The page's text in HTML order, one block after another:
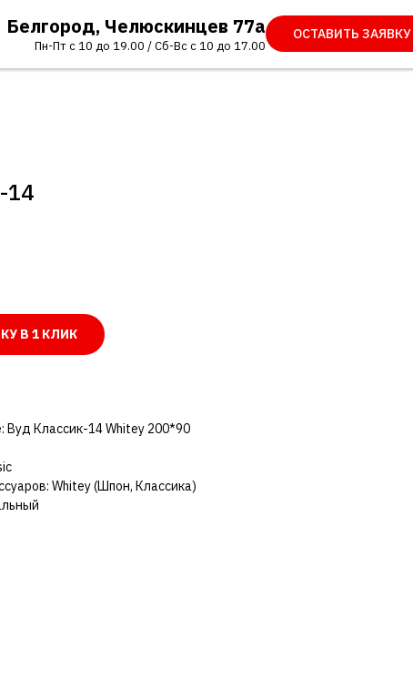
Белгород, Челюскинцев 77а
Пн-Пт с 10 до 19.00 / Сб-Вс с 10 до 17.00
ОСТАВИТЬ ЗАЯВКУ
14
В 1 КЛИК
Вуд Классик-14 Whitey 200*90
Whitey (Шпон, Классика)